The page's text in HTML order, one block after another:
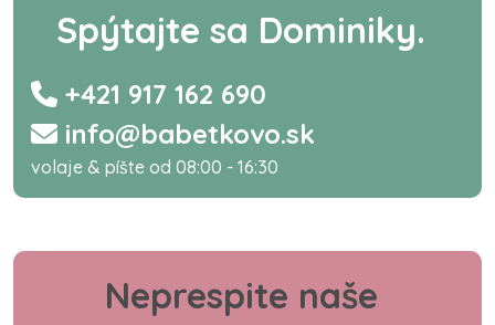
Spýtajte sa Dominiky.
+421 917 162 690
info@babetkovo.sk
volaje & píšte od 08:00 - 16:30
Neprespite naše